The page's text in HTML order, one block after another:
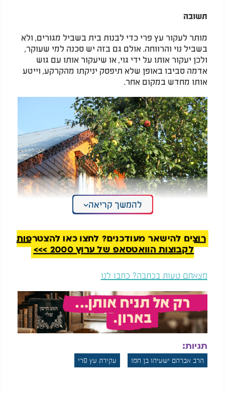
תשובה
מותר לעקור עץ פרי כדי לבנות בית בשביל מגורים, ולא
בשביל נוי והרווחה. אולם גם בזה יש סכנה למי שעוקר,
ולכן יעקור אותו על ידי גוי, או שיעקור אותו עם גוש
אדמה סביבו באופן שלא תיפסק יניקתו מהקרקע, וייטע
אותו מחדש במקום אחר.
להמשך קריאה
רוצים להישאר מעודכנים? לחצו כאן להצטרפות
לקבוצות הוואטסאפ של ערוץ 2000 >>>
מצאתם טעות בכתבה? כתבו לנו
תגיות:
הרב אברהם ישעיהו בן חמו עקירת עץ פרי